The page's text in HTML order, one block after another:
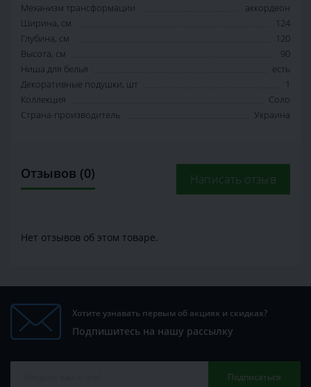
Механизм трансформации
аккордеон
Ширина, см
124
Глубина, см
120
Высота, см
90
Ниша для белья
есть
Декоративные подушки, шт
1
Коллекция
Соло
Страна-производитель
Украина
Отзывов (0) Написать отзыв
Нет отзывов об этом товаре.
Хотите узнавать первым об акциях и скидках?
Подпишитесь на нашу рассылку
Подписаться